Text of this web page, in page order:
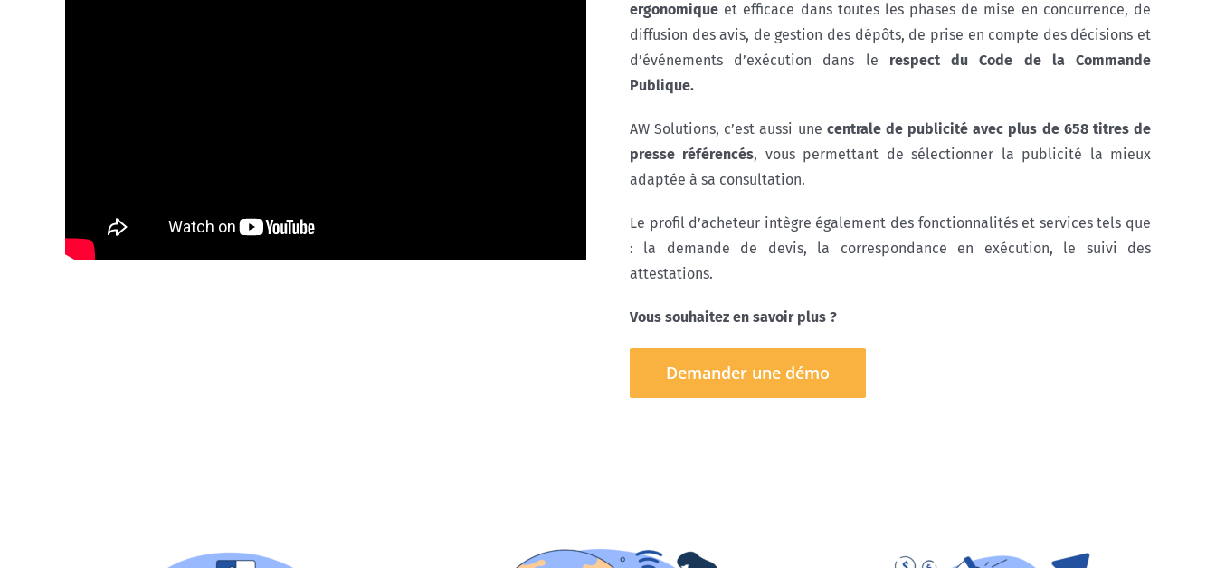
ergonomique et efficace dans toutes les phases de mise en concurrence, de
diffusion des avis, de gestion des dépôts, de prise en compte des décisions et
d’événements d’exécution dans le respect du Code de la Commande
Publique.
AW Solutions, c’est aussi une centrale de publicité avec plus de 658 titres de
presse référencés, vous permettant de sélectionner la publicité la mieux
adaptée à sa consultation.
Le profil d’acheteur intègre également des fonctionnalités et services tels que
: la demande de devis, la correspondance en exécution, le suivi des
attestations.
Vous souhaitez en savoir plus ?
Demander une démo